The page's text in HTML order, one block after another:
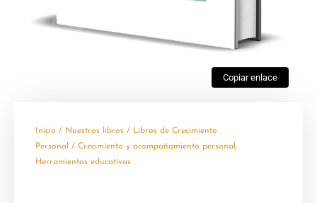
Copiar enlace
Inicio / Nuestros libros / Libros de Crecimiento
Personal
/ Crecimiento y acompañamiento personal.
Herramientas educativas